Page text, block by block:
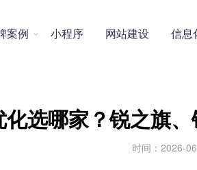
案例  小程序 网站建设 信息
选哪家？锐之旗
时间：2026-